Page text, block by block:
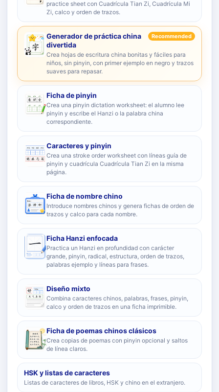
practice sheet con Cuadrícula Tian Zi, Cuadrícula Mi
Zi, calco y orden de trazos.
Generador de práctica china
divertida
Recommended
Crea hojas de escritura china bonitas y fáciles para
niños, sin pinyin, con primer ejemplo en negro y trazos
suaves para repasar.
Ficha de pinyin
Crea una pinyin dictation worksheet: el alumno lee
pinyin y escribe el Hanzi o la palabra china
correspondiente.
Caracteres y pinyin
Crea una stroke order worksheet con líneas guía de
pinyin y cuadrícula Cuadrícula Tian Zi en la misma
página.
Ficha de nombre chino
Introduce nombres chinos y genera fichas de orden de
trazos y calco para cada nombre.
Ficha Hanzi enfocada
Practica un Hanzi en profundidad con carácter
grande, pinyin, radical, estructura, orden de trazos,
palabras ejemplo y líneas para frases.
Diseño mixto
Combina caracteres chinos, palabras, frases, pinyin,
calco y orden de trazos en una ficha imprimible.
Ficha de poemas chinos clásicos
Crea copias de poemas con pinyin opcional y saltos
de línea claros.
HSK y listas de caracteres
Listas de caracteres de libros, HSK y chino en el extranjero.